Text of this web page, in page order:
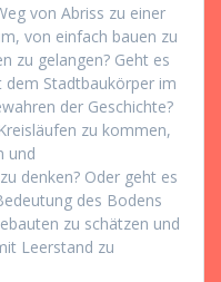
von Abriss zu einer
von einfach bauen zu
zu gelangen? Geht es
dem Stadtbaukörper im
der Geschichte?
zu kommen,
und
denken? Oder geht es
des Bodens
zu schätzen und
Leerstand zu